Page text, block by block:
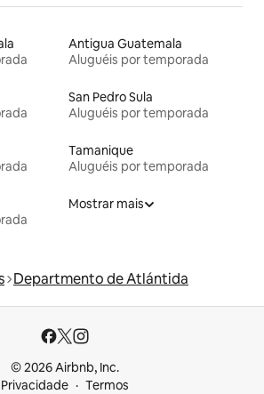
Antigua Guatemala
Aluguéis por temporada
San Pedro Sula
Aluguéis por temporada
Tamanique
Aluguéis por temporada
Mostrar mais
Departmento de Atlántida
© 2026 Airbnb, Inc.
Privacidade
Termos